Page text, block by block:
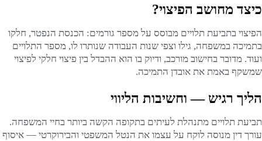
כיצד מחושב הפיצוי?
הפיצוי בתביעת תלויים מבוסס על מספר גורמים: הכנסת הנפטר, חלקו
בתמיכה במשפחה, גילו וצפי שנות העבודה שנותרו לו, מספר התלויים
ועוד. מדובר בחישוב מורכב, ודיוק בו הוא ההבדל בין פיצוי חלקי לפיצוי
שמשקף באמת את אובדן התמיכה.
הליך רגיש — וחשיבות הליווי
תביעת תלויים מתנהלת לעיתים בתקופה הקשה ביותר בחיי המשפחה.
עורך דין מנוסה לוקח על עצמו את הנטל המשפטי והבירוקרטי — איסוף